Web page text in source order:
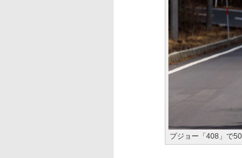
プジョー「408」で